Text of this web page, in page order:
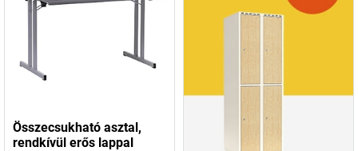
Összecsukható asztal,
rendkívül erős lappal